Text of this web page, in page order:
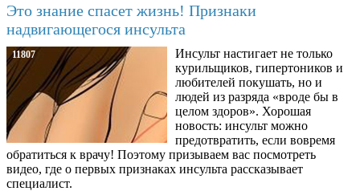
Это знание спасет жизнь! Признаки
надвигающегося инсульта
11807
Инсульт настигает не только
курильщиков, гипертоников и
любителей покушать, но и
людей из разряда «вроде бы в
целом здоров». Хорошая
новость: инсульт можно
предотвратить, если вовремя
обратиться к врачу! Поэтому призываем вас посмотреть
видео, где о первых признаках инсульта рассказывает
специалист.